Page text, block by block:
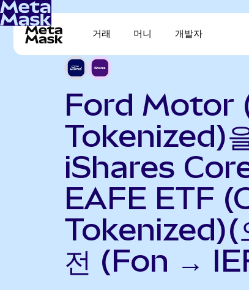
거래 머니 개발자
Ford Motor
Tokenized)
iShares
EAFE ETF
Tokenized)(
전 (Fon →